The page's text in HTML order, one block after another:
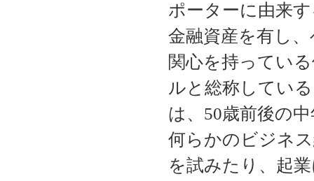
ポーターに由来
金融資産を有し
関心を持ってい
ルと総称してい
は、50歳前後の
何らかのビジネ
を試みたり、起